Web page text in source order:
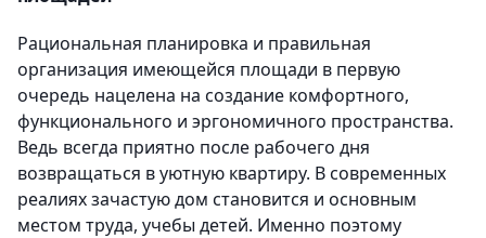
Рациональная планировка и правильная
организация имеющейся площади в первую
очередь нацелена на создание комфортного,
функционального и эргономичного пространства.
Ведь всегда приятно после рабочего дня
возвращаться в уютную квартиру. В современных
реалиях зачастую дом становится и основным
местом труда, учебы детей. Именно поэтому